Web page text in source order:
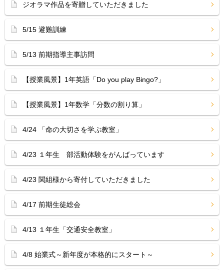
ジオラマ作品を寄贈していただきました
5/15 避難訓練
5/13 前期指導主事訪問
【授業風景】1年英語「Do you play Bingo?」
【授業風景】1年数学「分数の割り算」
4/24 「命の大切さを学ぶ教室」
4/23 １年生 部活動体験をがんばっています
4/23 関組様から寄付していただきました
4/17 前期生徒総会
4/13 １年生「交通安全教室」
4/8 始業式～新年度が本格的にスタート～